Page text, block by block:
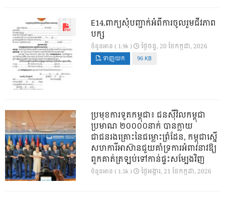
E14.ពាក្យសុំបញ្ជាក់អំពីការចូលរួមជីវភាព
បក្ស
ចំនួនអាន ( 1.9k ) ថ្ងៃ​ចន្ទ, 20 ខែ​កក្កដា, 2026
ទាញយក 96 KB
ប្រមុខការទូតកម្ពុជា៖ ជនស៊ីវិលកម្ពុជា
ប្រមាណ ២០០០០នាក់ បានក្លាយ
ជាជនរងគ្រោះនៃជម្លោះព្រំដែន, កម្ពុជាស្នើ
សហការីអាស៊ានជួយគាំទ្រការអំពាវនាវឱ្យ
ពួកគាត់ត្រឡប់ទៅកាន់ផ្ទះសម្បែងវិញ
ចំនួនអាន ( 1.5k ) ថ្ងៃ​អង្គារ, 21 ខែ​កក្កដា, 2026